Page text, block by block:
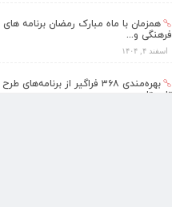
بهره‌مندی ۳۶۸ فراگیر از برنامه‌های طرح
تابستا...
مرداد ۱۰, ۱۴۰۵
برنامه‌های فرهنگی زیارتگاه شهید آیت‌الله